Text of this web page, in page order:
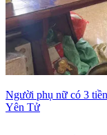
Người phụ nữ có 3
Yên Tử